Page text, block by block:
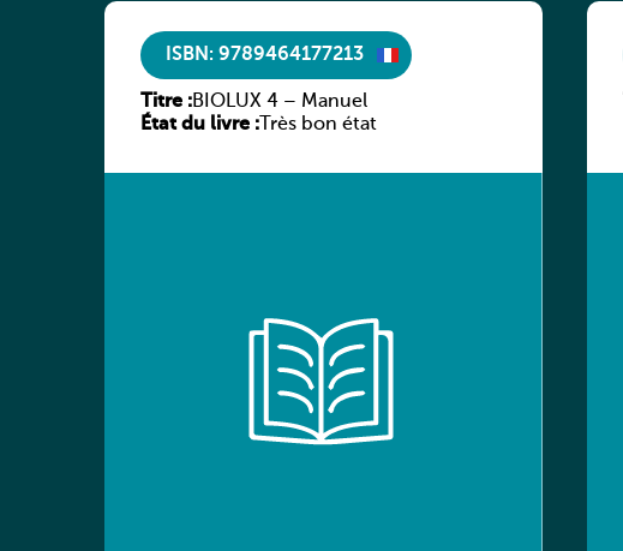
ISBN: 9789464177213
Titre :BIOLUX 4 – Manuel
État du livre : Très bon état